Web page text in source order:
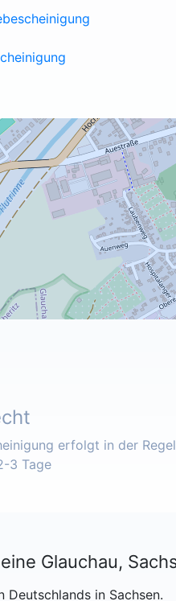
erfolgt in der
3 Tage
Glauchau,
Deutschlands in Sachsen.